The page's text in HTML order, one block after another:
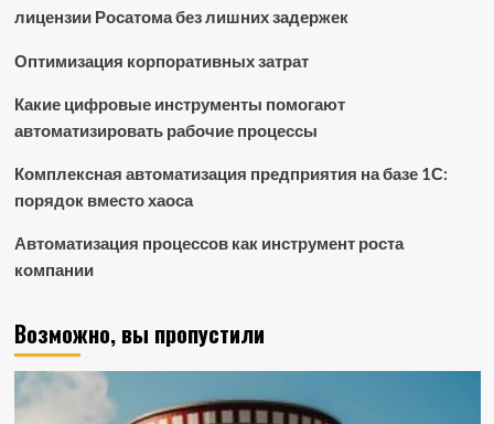
лицензии Росатома без лишних задержек
Оптимизация корпоративных затрат
Какие цифровые инструменты помогают
автоматизировать рабочие процессы
Комплексная автоматизация предприятия на базе 1С:
порядок вместо хаоса
Автоматизация процессов как инструмент роста
компании
Возможно, вы пропустили